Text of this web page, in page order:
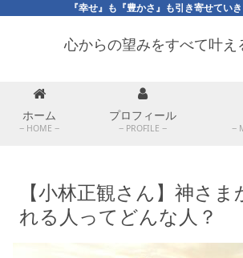
『幸せ』も『豊かさ』も引き寄せてい
心からの望みをすべて叶え
ホーム
HOME
プロフィール
PROFILE
【小林正観さん】神さま
れる人ってどんな人？